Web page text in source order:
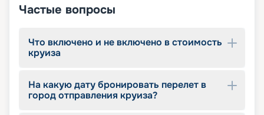
Частые вопросы
Что включено и не включено в стоимость
круиза
На какую дату бронировать перелет в
город отправления круиза?